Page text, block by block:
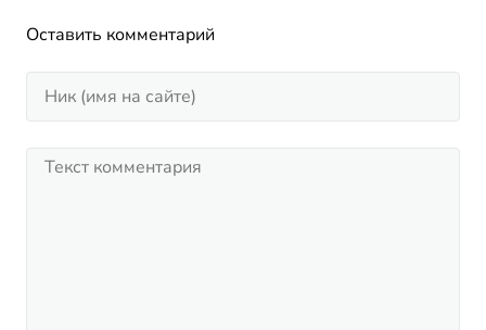
Оставить комментарий